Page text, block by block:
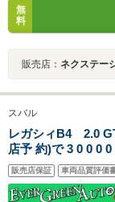
無
料
販売店： ネクステー
スバル
レガシィB4 2.0
店予 約)で 3 0 0 0
イサイトVer2 社
レーンキープ バッ
ルコン パドルシフ
販売店保証 車両品質評価